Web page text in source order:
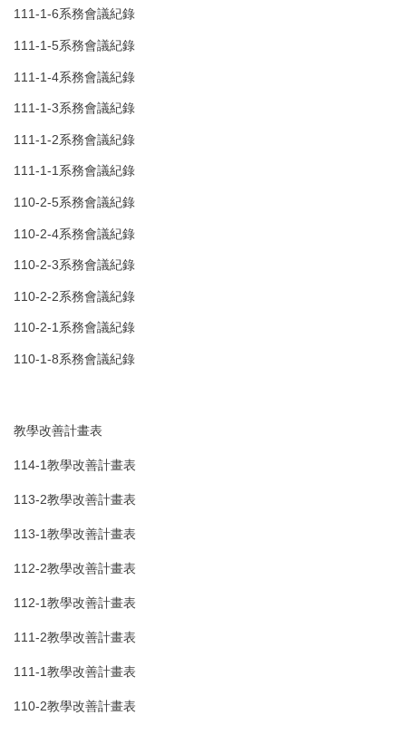
111-1-6系務會議紀錄
111-1-5系務會議紀錄
111-1-4系務會議紀錄
111-1-3系務會議紀錄
111-1-2系務會議紀錄
111-1-1系務會議紀錄
110-2-5系務會議紀錄
110-2-4系務會議紀錄
110-2-3系務會議紀錄
110-2-2系務會議紀錄
110-2-1系務會議紀錄
110-1-8系務會議紀錄
教學改善計畫表
114-1教學改善計畫表
113-2教學改善計畫表
113-1教學改善計畫表
112-2教學改善計畫表
112-1教學改善計畫表
111-2教學改善計畫表
111-1教學改善計畫表
110-2教學改善計畫表